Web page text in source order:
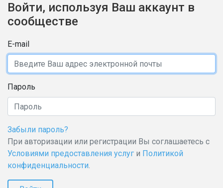
Войти, используя Ваш аккаунт в
сообществе
E-mail
Пароль
Забыли пароль?
При авторизации или регистрации Вы соглашаетесь с
Условиями предоставления услуг и Политикой
конфиденциальности.